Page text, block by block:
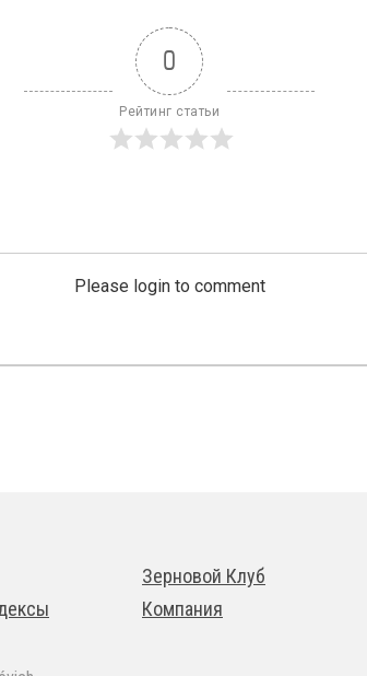
0
Рейтинг статьи
Please login to comment
Зерновой Клуб
Компания